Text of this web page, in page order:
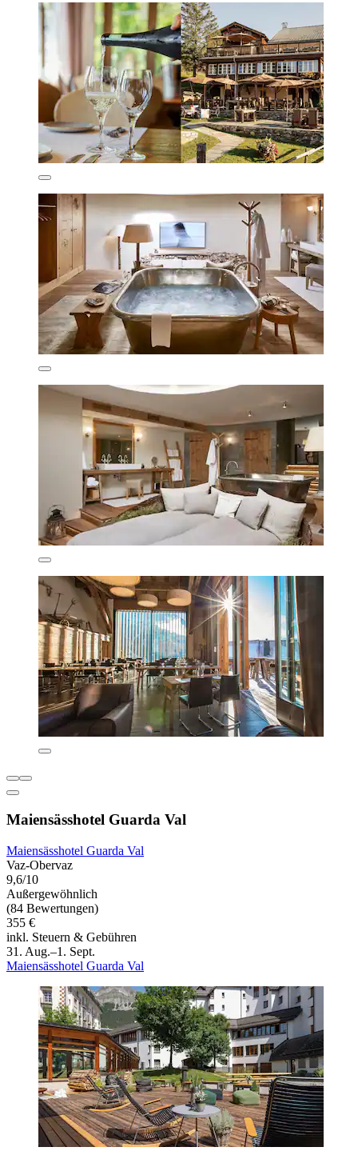
Maiensässhotel Guarda Val
Maiensässhotel Guarda Val
Vaz-Obervaz
9,6/10
Außergewöhnlich
(84 Bewertungen)
355 €
inkl. Steuern & Gebühren
31. Aug.–1. Sept.
Maiensässhotel Guarda Val